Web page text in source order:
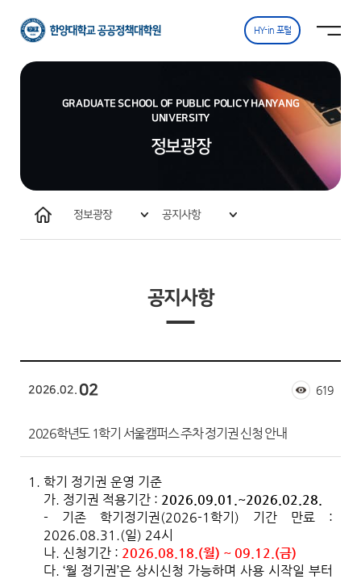
공공정책대학원
HY-in 포털
GRADUATE SCHOOL OF PUBLIC POLICY HANYANG
UNIVERSITY
정보광장
정보광장
공지사항
공지사항
2026.02. 02
2026학년도 1학기 서울캠퍼스 주차 정기권 신청 안내
619
1. 학기 정기권 운영 기준
가. 정기권 적용기간 : 2026.09.01.~2026.02.28.
- 기존 학기정기권(2026-1학기) 기간 만료 :
2026.08.31.(일) 24시
나. 신청기간 : 2026.08.18.(월) ~ 09.12.(금)
다. ‘월 정기권’은 상시신청 가능하며 사용 시작일 부터